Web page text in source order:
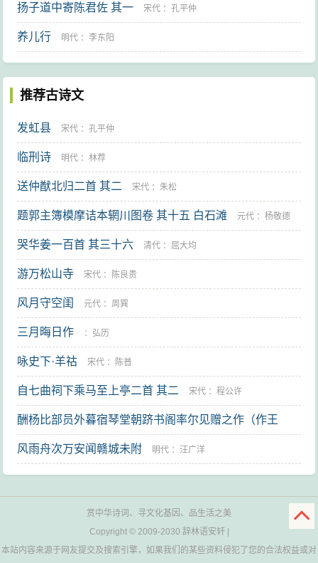
扬子道中寄陈君佐 其一 宋代 ：孔平仲
养儿行 明代 ：李东阳
推荐古诗文
发虹县 宋代 ：孔平仲
临刑诗 明代 ：林荐
送仲猷北归二首 其二 宋代 ：朱松
题郭主簿模摩诘本辋川图卷 其十五 白石滩 元代 ：杨敬德
哭华姜一百首 其三十六 清代 ： 屈大均
游万松山寺 宋代 ： 陈良贵
风月守空闺 元代 ： 周巽
三月晦日作 ： 弘历
咏史下·羊祜 宋代 ： 陈普
自七曲祠下乘马至上亭二首 其二 宋代 ：程公许
酬杨比部员外暮宿琴堂朝跻书阁率尔见赠之作（作王
维） 唐代：卢照邻
风雨舟次万安闻赣城未附 明代 ：汪广洋
赏中华诗词、寻文化基因、品生活之美
Copyright © 2009-2030 辞林语安轩|
本站内容来源于网友提交及搜索引擎，如果我们的某些资料侵犯了您的合法权益或对